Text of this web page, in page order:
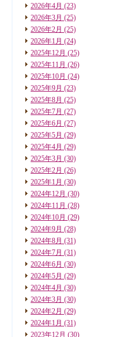
2026年4月 (23)
2026年3月 (25)
2026年2月 (25)
2026年1月 (24)
2025年12月 (25)
2025年11月 (26)
2025年10月 (24)
2025年9月 (23)
2025年8月 (25)
2025年7月 (27)
2025年6月 (27)
2025年5月 (29)
2025年4月 (29)
2025年3月 (30)
2025年2月 (26)
2025年1月 (30)
2024年12月 (30)
2024年11月 (28)
2024年10月 (29)
2024年9月 (28)
2024年8月 (31)
2024年7月 (31)
2024年6月 (30)
2024年5月 (29)
2024年4月 (30)
2024年3月 (30)
2024年2月 (29)
2024年1月 (31)
2023年12月 (30)